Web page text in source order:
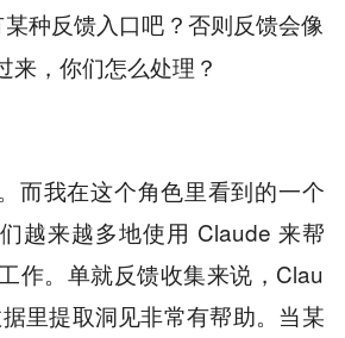
种反馈入口吧？否则反馈会像
来，你们怎么处理？
而我在这个角色里看到的一个
越来越多地使用 Claude 来帮
作。单就反馈收集来说，Clau
里提取洞见非常有帮助。 当某